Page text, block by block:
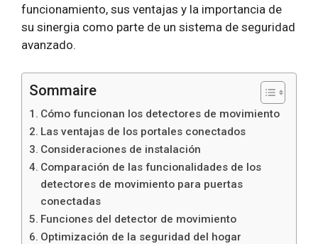
funcionamiento, sus ventajas y la importancia de
su sinergia como parte de un sistema de seguridad
avanzado.
Sommaire
Cómo funcionan los detectores de movimiento
Las ventajas de los portales conectados
Consideraciones de instalación
Comparación de las funcionalidades de los
detectores de movimiento para puertas
conectadas
Funciones del detector de movimiento
Optimización de la seguridad del hogar